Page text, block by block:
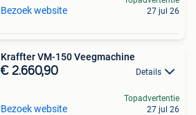
Bezoek website
27 jul 26
Kraffter VM-150 Veegmachine
€ 2.660,90 Details
Bezoek website
Topadvertentie
27 jul 26